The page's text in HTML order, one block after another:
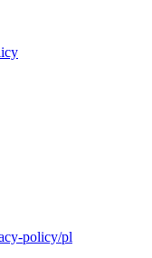
policy/pl